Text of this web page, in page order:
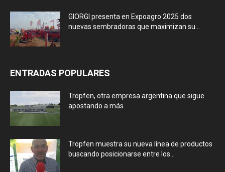
GIORGI presenta en Expoagro 2025 dos
nuevas sembradoras que maximizan su...
ENTRADAS POPULARES
Tropfen, otra empresa argentina que sigue
apostando a más.
Tropfen muestra su nueva línea de productos
buscando posicionarse entre los...